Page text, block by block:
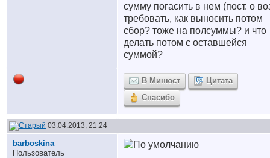
сумму погасить в нем (пост. о
требовать, как выносить потом
сбор? тоже на полсуммы? и что
делать потом с оставшейся
суммой?
В Минюст
Цитата
Спасибо
03.04.2013, 21:24
barboskina
Пользователь